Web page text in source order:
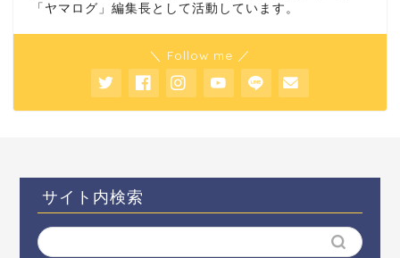
「ヤマログ」編集長として活動しています。
＼ Follow me ／
サイト内検索